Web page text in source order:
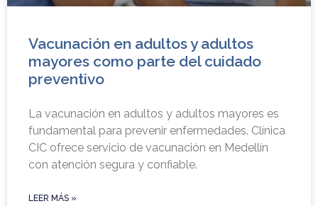
Vacunación en adultos y adultos
mayores como parte del cuidado
preventivo
La vacunación en adultos y adultos mayores es
fundamental para prevenir enfermedades. Clínica
CIC ofrece servicio de vacunación en Medellín
con atención segura y confiable.
LEER MÁS »